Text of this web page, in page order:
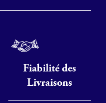
Fiabilité des
Livraisons